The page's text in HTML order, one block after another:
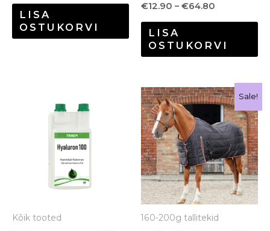
LISA
OSTUKORVI
€12.90 – €64.80
LISA
OSTUKORVI
Kõik tooted
Hinnavahemik:
€45.50
kuni
€111.90
Sellel
tootel
on
mitu
varianti.
Valikuid
saab
teha
Sale!
160-200g tallitekid
€89.95
kuni
€108.95